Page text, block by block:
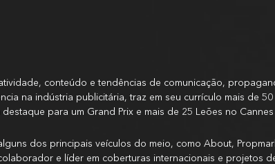
conteúdo e tendências de comunicação,
na indústria publicitária, traz em seu currículo mais de 50
para um Grand Prix e mais de 25 Leões no Cannes
dos principais veículos do meio, como About,
e líder em coberturas internacionais e projetos